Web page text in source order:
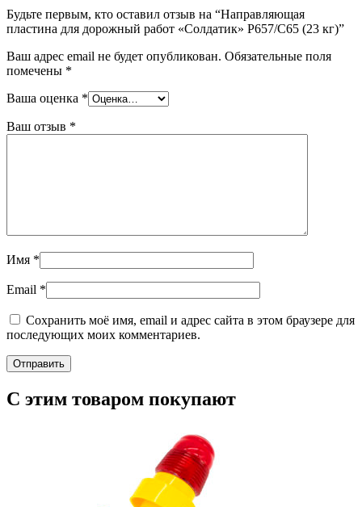
Будьте первым, кто оставил отзыв на “Направляющая
пластина для дорожный работ «Солдатик» Р657/С65 (23 кг)”
Ваш адрес email не будет опубликован. Обязательные поля
помечены *
Ваша оценка *
Ваш отзыв *
Имя *
Email *
Сохранить моё имя, email и адрес сайта в этом браузере для
последующих моих комментариев.
С этим товаром покупают